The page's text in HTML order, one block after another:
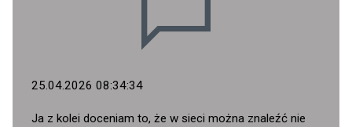
25.04.2026 08:34:34
Ja z kolei doceniam to, że w sieci można znaleźć nie